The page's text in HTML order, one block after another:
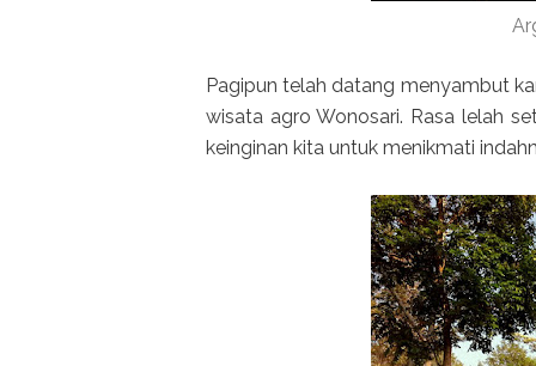
Pagipun telah datang menyambut
wisata agro Wonosari. Rasa lelah
keinginan kita untuk menikmati